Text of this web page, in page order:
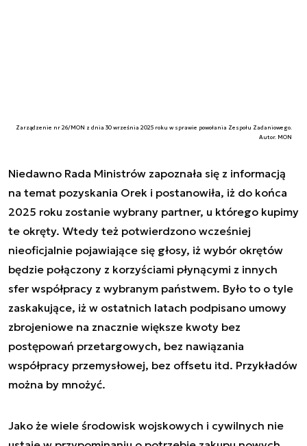
Zarządzenie nr 26/MON z dnia 30 września 2025 roku w sprawie powołania Zespołu Zadaniowego.
Autor. MON
Niedawno Rada Ministrów zapoznała się z informacją
na temat pozyskania Orek i postanowiła, iż do końca
2025 roku zostanie wybrany partner, u którego kupimy
te okręty. Wtedy też potwierdzono wcześniej
nieoficjalnie pojawiające się głosy, iż wybór okrętów
będzie połączony z korzyściami płynącymi z innych
sfer współpracy z wybranym państwem. Było to o tyle
zaskakujące, iż w ostatnich latach podpisano umowy
zbrojeniowe na znacznie większe kwoty bez
postępowań przetargowych, bez nawiązania
współpracy przemysłowej, bez offsetu itd. Przykładów
można by mnożyć.
Jako że wiele środowisk wojskowych i cywilnych nie